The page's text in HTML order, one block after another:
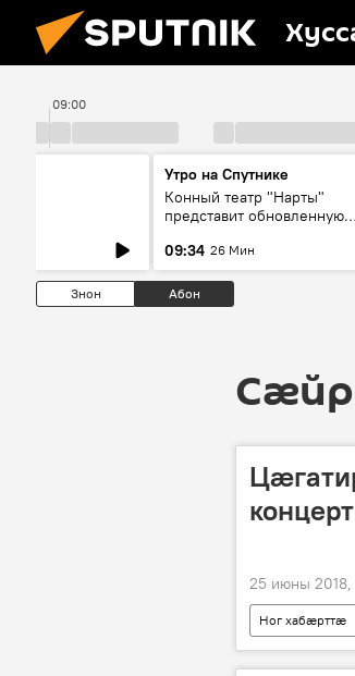
09:00
Утро на Спутнике
Конный театр "Нарты"
представит обновленную
"Легенды возвращаются"
09:34 26 Мин
Знон Абон
25 июны 2018,
Ног хабӕрттӕ